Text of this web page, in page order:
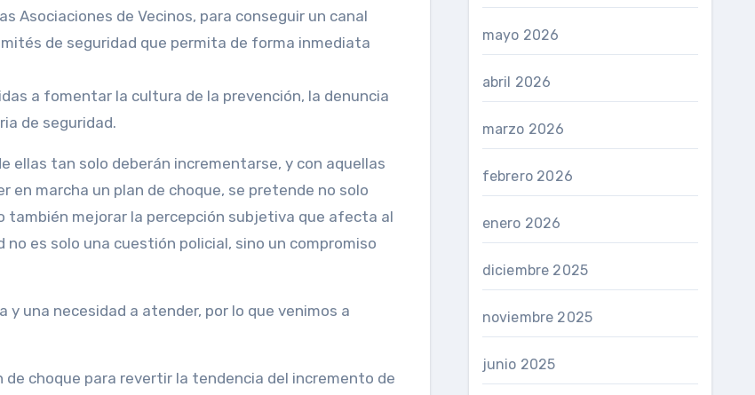
Asociaciones de Vecinos, para conseguir un canal
de seguridad que permita de forma inmediata
a fomentar la cultura de la prevención, la denuncia
de seguridad.
ellas tan solo deberán incrementarse, y con aquellas
en marcha un plan de choque, se pretende no solo
también mejorar la percepción subjetiva que afecta al
es solo una cuestión policial, sino un compromiso
una necesidad a atender, por lo que venimos a
choque para revertir la tendencia del incremento de
mayo 2026
abril 2026
marzo 2026
febrero 2026
enero 2026
diciembre 2025
noviembre 2025
junio 2025